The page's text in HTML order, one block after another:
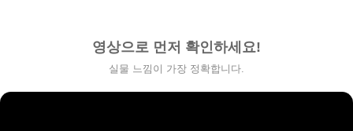
영상으로 먼저 확인하세요!
실물 느낌이 가장 정확합니다.